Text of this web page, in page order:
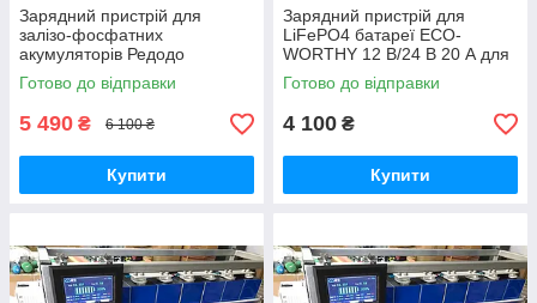
Зарядний пристрій для
залізо-фосфатних
акумуляторів Редодо
Redodo14,6В 20A Lifepo4
Готово до відправки
5 490 ₴ 6 100 ₴
Купити
Зарядний пристрій для
LiFePO4 батареї ECO-
WORTHY 12 В/24 В 20 А для
літієвих акумуляторів
12V/24V 5-20A
Готово до відправки
4 100 ₴
Купити